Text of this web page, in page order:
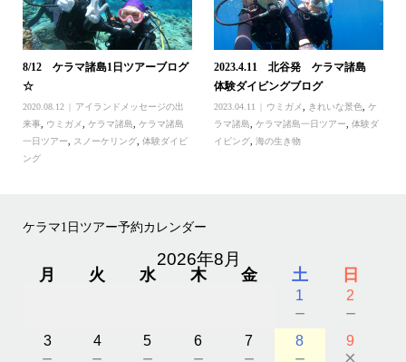
8/12 ケラマ諸島1日ツアーブログ
☆
2020.08.12
アイランドメッセージの出
来事, ウミガメ ケラマ諸島
ケラマ諸島
一日ツアー
スノーケリング, 体験ダイビ
ング
2023.4.11 北谷発 ケラマ諸島
体験ダイビングブログ
2023.04.11 ウミガメ きれいな景色 ,ケ
ラマ諸島
,ケラマ諸島一日ツアー ,体験ダ
イビング ,海の生き物
ケラマ1日ツアー予約カレンダー
2026年8月
月 火 水 木 金 土 日
1
－
2
－
3 4 5 6 7 8 9